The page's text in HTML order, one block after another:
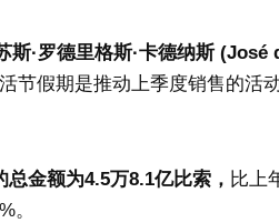
斯·罗德里格斯·卡德纳斯
节假期是推动上季度销售的活
总金额为4.5万8.1亿比索， 比上
。